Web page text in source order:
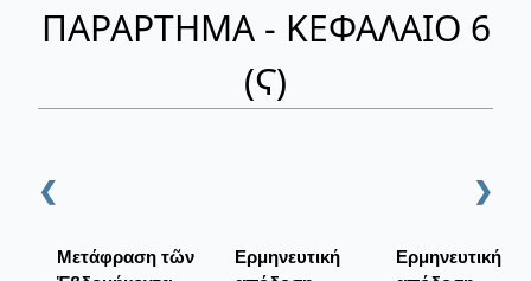
ΠΑΡΑΡΤΗΜΑ - ΚΕΦΑΛΑΙΟ 6
(Ϛ)
❮ ❯
Μετάφραση τῶν
Ερμηνευτική
Ερμηνευτική